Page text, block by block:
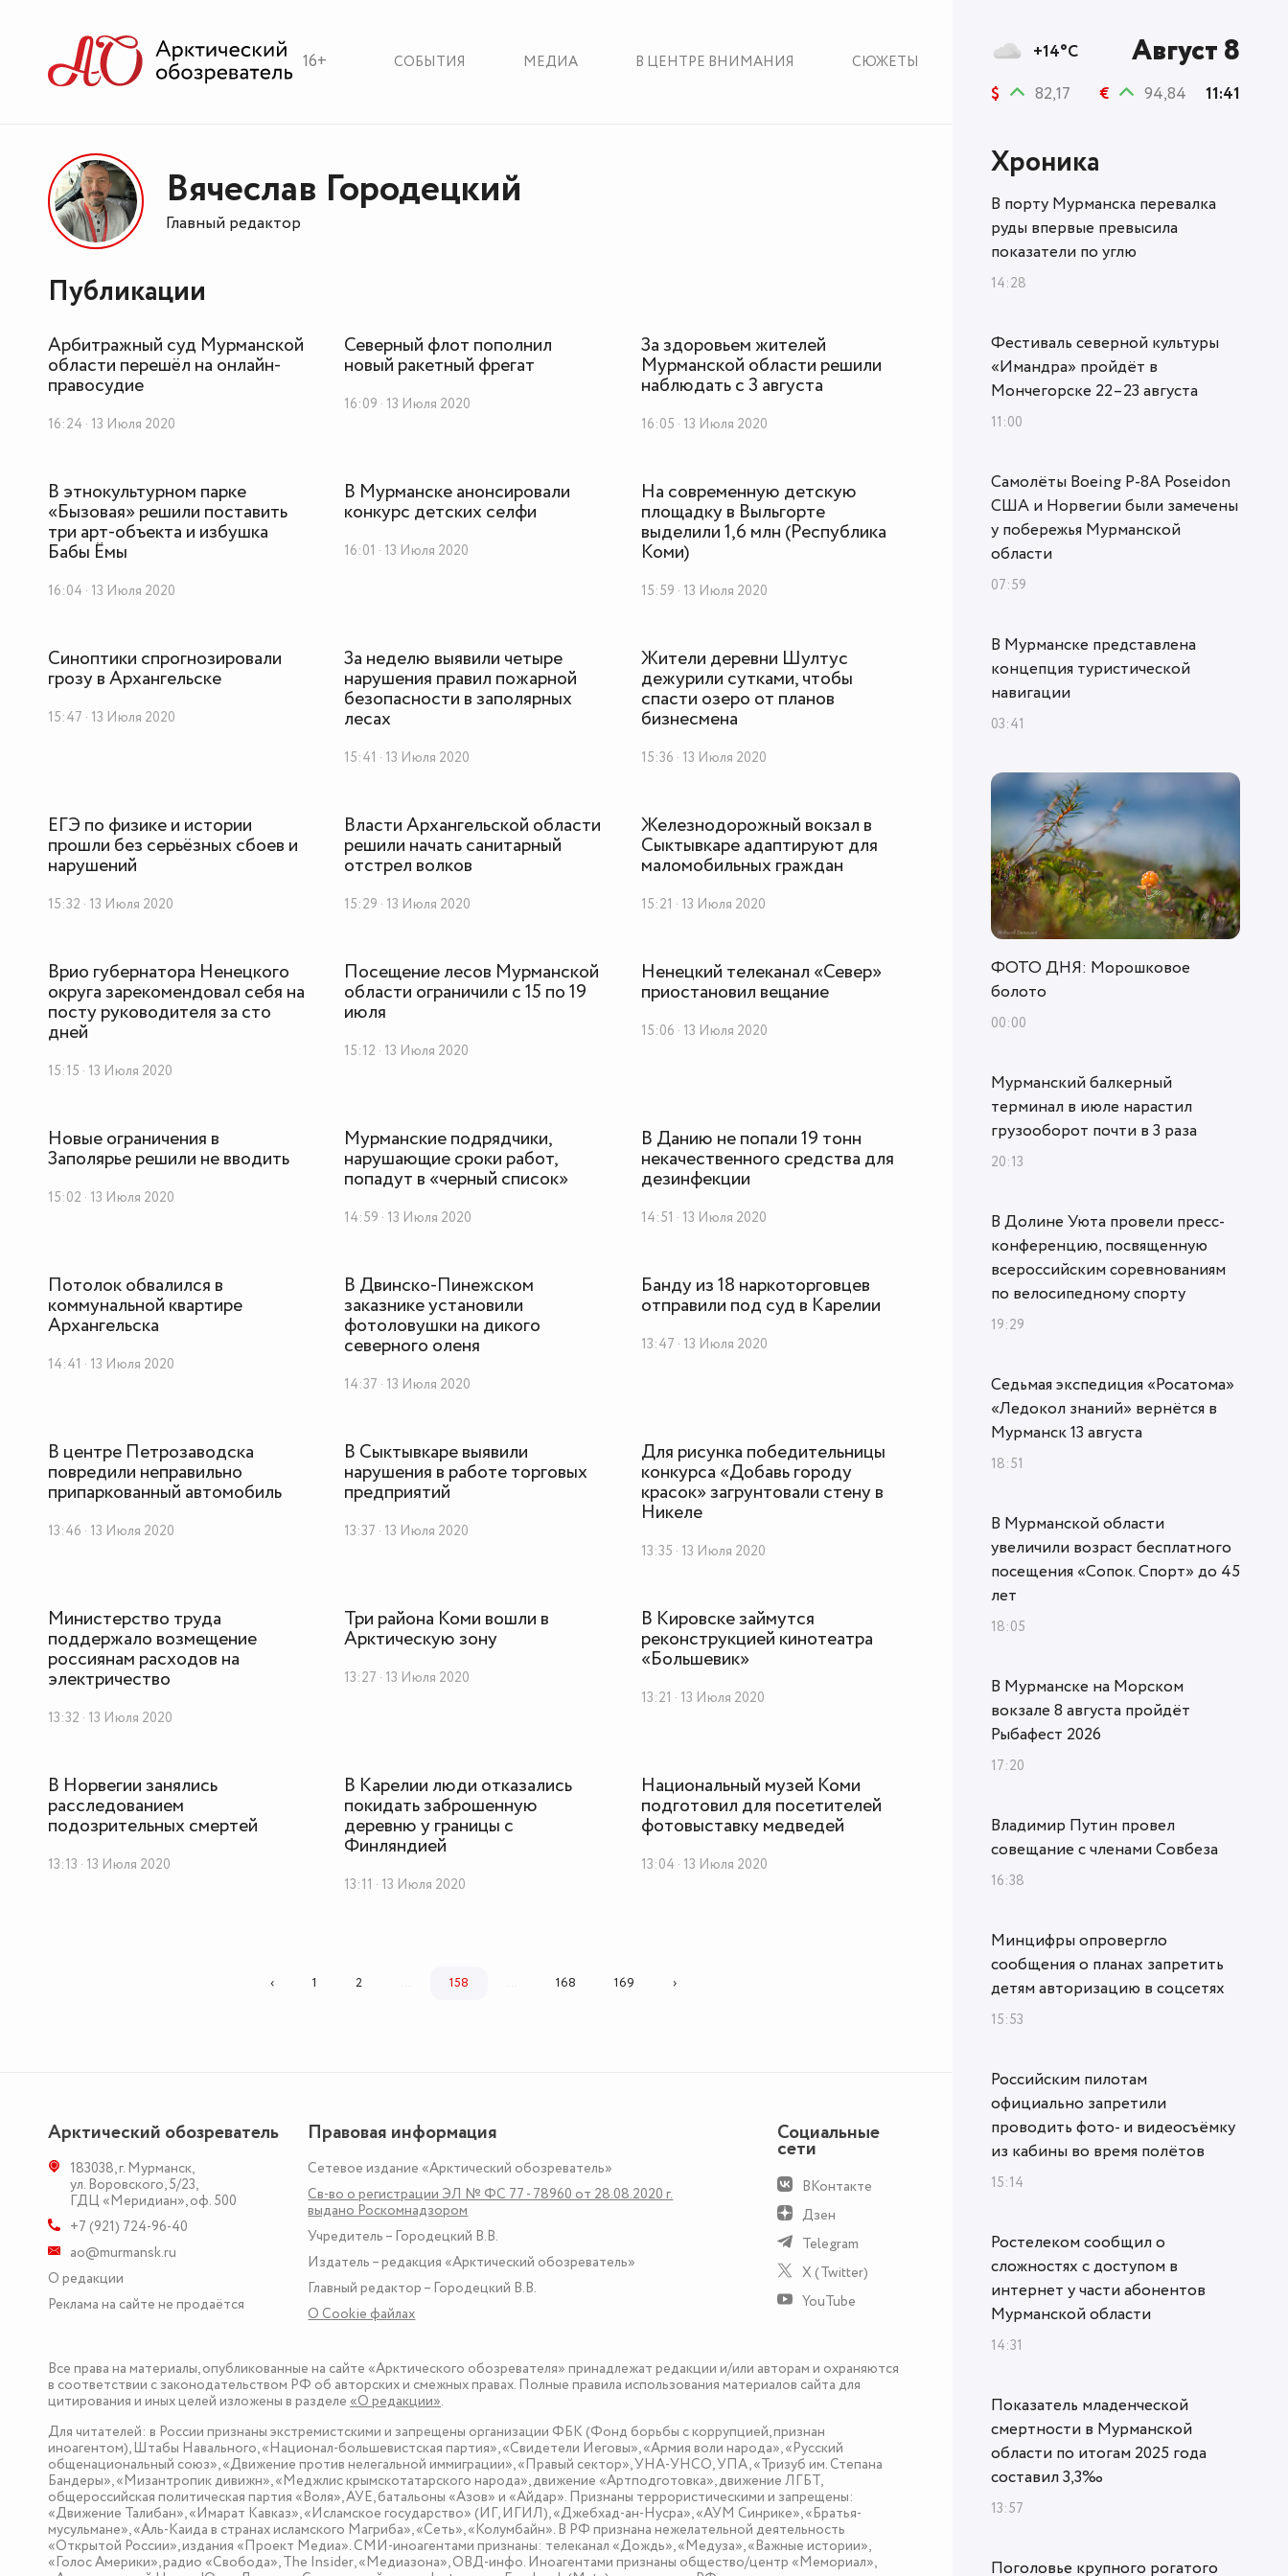
16+ СОБЫТИЯ МЕДИА В ЦЕНТРЕ ВНИМАНИЯ СЮЖЕТЫ
Вячеслав Городецкий
Главный редактор
Публикации
Арбитражный суд Мурманской
области перешёл на онлайн-
правосудие
16:24 · 13 Июля 2020
Северный флот пополнил
новый ракетный фрегат
16:09 · 13 Июля 2020
За здоровьем жителей
Мурманской области решили
наблюдать с 3 августа
16:05 · 13 Июля 2020
В этнокультурном парке
«Бызовая» решили поставить
три арт-объекта и избушка
Бабы Ёмы
16:04 · 13 Июля 2020
В Мурманске анонсировали
конкурс детских селфи
16:01 · 13 Июля 2020
На современную детскую
площадку в Выльгорте
выделили 1,6 млн (Республика
Коми)
15:59 · 13 Июля 2020
Синоптики спрогнозировали
грозу в Архангельске
15:47 · 13 Июля 2020
За неделю выявили четыре
нарушения правил пожарной
безопасности в заполярных
лесах
15:41 · 13 Июля 2020
Жители деревни Шултус
дежурили сутками, чтобы
спасти озеро от планов
бизнесмена
15:36 · 13 Июля 2020
ЕГЭ по физике и истории
прошли без серьёзных сбоев и
нарушений
15:32 · 13 Июля 2020
Власти Архангельской области
решили начать санитарный
отстрел волков
15:29 · 13 Июля 2020
Железнодорожный вокзал в
Сыктывкаре адаптируют для
маломобильных граждан
15:21 · 13 Июля 2020
Врио губернатора Ненецкого
округа зарекомендовал себя на
посту руководителя за сто
дней
15:15 · 13 Июля 2020
Посещение лесов Мурманской
области ограничили с 15 по 19
июля
15:12 · 13 Июля 2020
Ненецкий телеканал «Север»
приостановил вещание
15:06 · 13 Июля 2020
Новые ограничения в
Заполярье решили не вводить
15:02 · 13 Июля 2020
Мурманские подрядчики,
нарушающие сроки работ,
попадут в «черный список»
14:59 · 13 Июля 2020
В Данию не попали 19 тонн
некачественного средства для
дезинфекции
14:51 · 13 Июля 2020
Потолок обвалился в
коммунальной квартире
Архангельска
14:41 · 13 Июля 2020
В Двинско-Пинежском
заказнике установили
фотоловушки на дикого
северного оленя
14:37 · 13 Июля 2020
Банду из 18 наркоторговцев
отправили под суд в Карелии
13:47 · 13 Июля 2020
В центре Петрозаводска
повредили неправильно
припаркованный автомобиль
13:46 · 13 Июля 2020
В Сыктывкаре выявили
нарушения в работе торговых
предприятий
13:37 · 13 Июля 2020
Для рисунка победительницы
конкурса «Добавь городу
красок» загрунтовали стену в
Никеле
13:35 · 13 Июля 2020
Министерство труда
поддержало возмещение
россиянам расходов на
электричество
13:32 · 13 Июля 2020
Три района Коми вошли в
Арктическую зону
13:27 · 13 Июля 2020
В Кировске займутся
реконструкцией кинотеатра
«Большевик»
13:21 · 13 Июля 2020
В Норвегии занялись
расследованием
подозрительных смертей
13:13 · 13 Июля 2020
В Карелии люди отказались
покидать заброшенную
деревню у границы с
Финляндией
13:11 · 13 Июля 2020
Национальный музей Коми
подготовил для посетителей
фотовыставку медведей
13:04 · 13 Июля 2020
‹ 1 2 ... 158 ... 168 169 ›
Арктический обозреватель
183038,г. Мурманск,
ул. Воровского, 5/23,
ГДЦ «Меридиан», оф. 500
+7 (921) 724-96-40
ao@murmansk.ru
О редакции
Реклама на сайте не продаётся
Правовая информация
Сетевое издание «Арктический обозреватель»
Св-во о регистрации ЭЛ № ФС 77 - 78960 от 28.08.2020 г.
выдано Роскомнадзором
Учредитель – Городецкий В.В.
Издатель – редакция «Арктический обозреватель»
Главный редактор – Городецкий В.В.
О Сookie файлах
Социальные
сети
ВКонтакте
Дзен
Telegram
X (Twitter)
YouTube
Все права на материалы, опубликованные на сайте «Арктического обозревателя» принадлежат редакции и/или авторам и охраняются
в соответствии с законодательством РФ об авторских и смежных правах. Полные правила использования материалов сайта для
цитирования и иных целей изложены в разделе«О редакции».
Для читателей: в России признаны экстремистскими и запрещены организации ФБК (Фонд борьбы с коррупцией, признан
иноагентом), Штабы Навального, «Национал-большевистская партия», «Свидетели Иеговы», «Армия воли народа», «Русский
общенациональный союз», «Движение против нелегальной иммиграции», «Правый сектор», УНА-УНСО, УПА, «Тризуб им. Степана
Бандеры», «Мизантропик дивижн», «Меджлис крымскотатарского народа», движение «Артподготовка», движение ЛГБТ,
общероссийская политическая партия «Воля», АУЕ, батальоны «Азов» и «Айдар». Признаны террористическими и запрещены:
«Движение Талибан», «Имарат Кавказ», «Исламское государство» (ИГ, ИГИЛ), «Джебхад-ан-Нусра», «АУМ Синрике», «Братья-
мусульмане», «Аль-Каида в странах исламского Магриба», «Сеть», «Колумбайн». В РФ признана нежелательной деятельность
«Открытой России», издания «Проект Медиа». СМИ-иноагентами признаны: телеканал «Дождь», «Медуза», «Важные истории»,
«Голос Америки», радио «Свобода», The Insider, «Медиазона», ОВД-инфо. Иноагентами признаны общество/центр «Мемориал»,
+14°C Август 8
$ 82,17 € 94,84 11:41
Хроника
В порту Мурманска перевалка
руды впервые превысила
показатели по углю
14:28
Фестиваль северной культуры
«Имандра» пройдёт в
Мончегорске 22–23 августа
11:00
Самолёты Boeing P-8A Poseidon
США и Норвегии были замечены
у побережья Мурманской
области
07:59
В Мурманске представлена
концепция туристической
навигации
03:41
ФОТО ДНЯ: Морошковое
болото
00:00
Мурманский балкерный
терминал в июле нарастил
грузооборот почти в 3 раза
20:13
В Долине Уюта провели пресс-
конференцию, посвященную
всероссийским соревнованиям
по велосипедному спорту
19:29
Седьмая экспедиция «Росатома»
«Ледокол знаний» вернётся в
Мурманск 13 августа
18:51
В Мурманской области
увеличили возраст бесплатного
посещения «Сопок. Спорт» до 45
лет
18:05
В Мурманске на Морском
вокзале 8 августа пройдёт
Рыбафест 2026
17:20
Владимир Путин провел
совещание с членами Совбеза
16:38
Минцифры опровергло
сообщения о планах запретить
детям авторизацию в соцсетях
15:53
Российским пилотам
официально запретили
проводить фото- и видеосъёмку
из кабины во время полётов
15:14
Ростелеком сообщил о
сложностях с доступом в
интернет у части абонентов
Мурманской области
14:31
Показатель младенческой
смертности в Мурманской
области по итогам 2025 года
составил 3,3‰
13:57
Поголовье крупного рогатого